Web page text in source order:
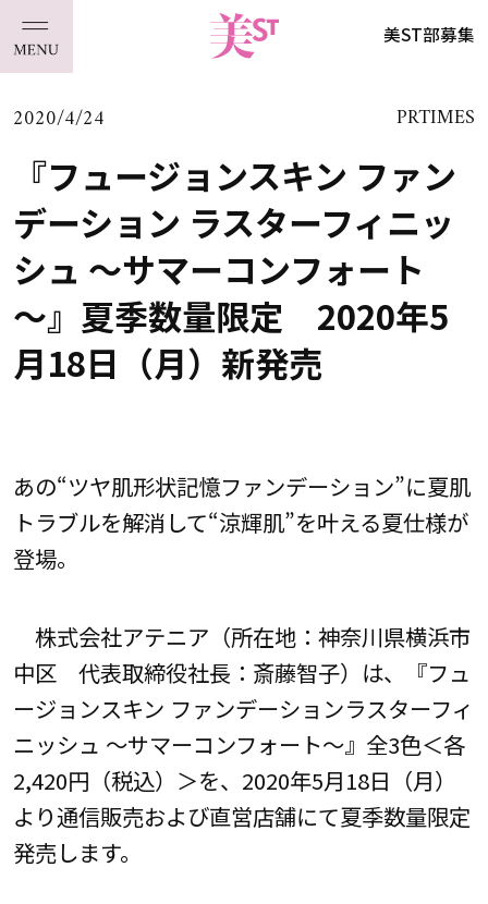
美ST部募集
2020/4/24 PRTIMES
『フュージョンスキン ファン
デーション ラスターフィニッ
シュ ～サマーコンフォート
～』夏季数量限定 2020年5
月18日（月）新発売
あの“ツヤ肌形状記憶ファンデーション”に夏肌
トラブルを解消して“涼輝肌”を叶える夏仕様が
登場。
株式会社アテニア（所在地：神奈川県横浜市
中区 代表取締役社長：斎藤智子）は、『フュ
ージョンスキン ファンデーションラスターフィ
ニッシュ ～サマーコンフォート～』全3色＜各
2,420円（税込）＞を、2020年5月18日（月）
より通信販売および直営店舗にて夏季数量限定
発売します。